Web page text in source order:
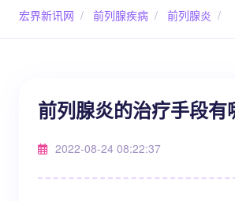
宏界新讯网 / 前列腺疾病 / 前列腺炎 /
前列腺炎的治疗手段有
2022-08-24 08:22:37